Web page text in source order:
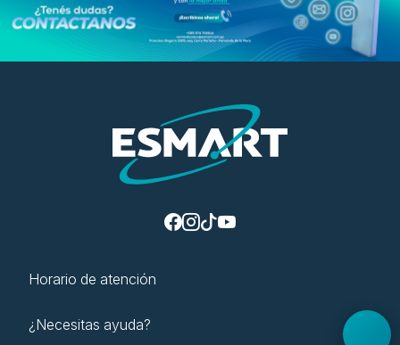
Horario de atención
¿Necesitas ayuda?